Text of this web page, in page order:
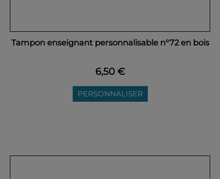
Tampon enseignant personnalisable n°72 en bois
6,50 €
PERSONNALISER